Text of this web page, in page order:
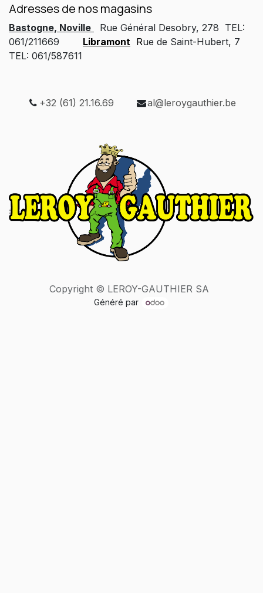
Adresses de nos magasins
Bastogne, Noville
Rue Général Desobry, 278 TEL:
061/211669
Libramont Rue de Saint-Hubert, 7
TEL: 061/587611
+32 (61) 21.16.69 al@leroygauthier.be
Copyright © LEROY-GAUTHIER SA
Généré par